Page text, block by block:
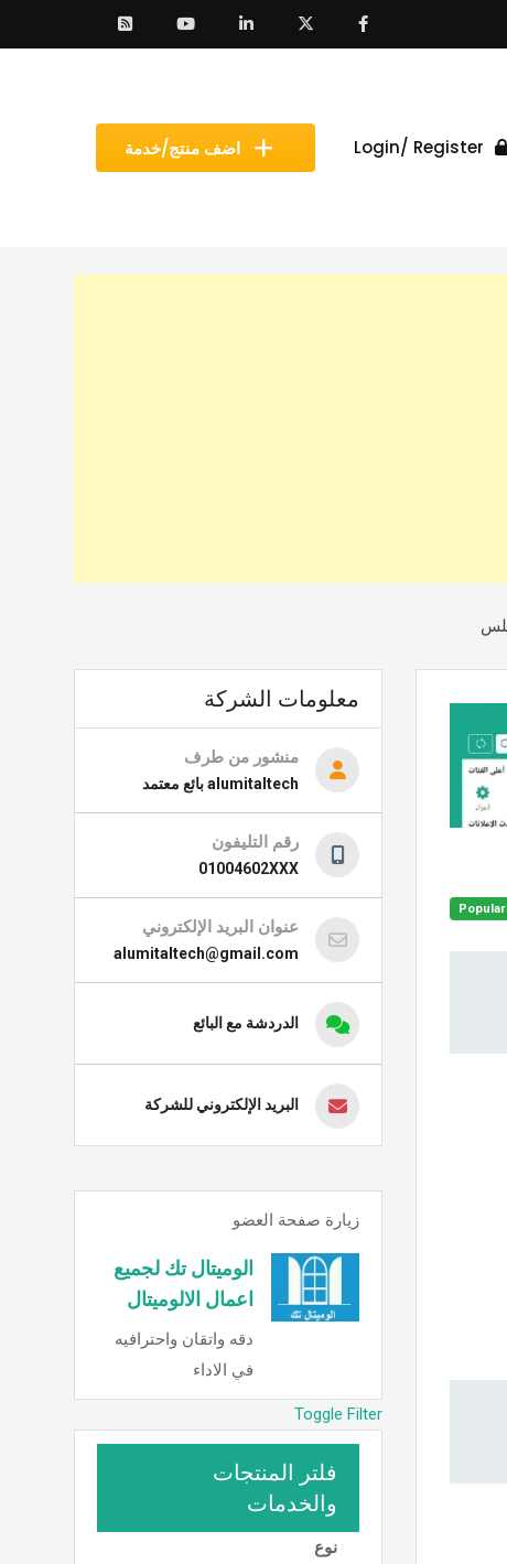
اضف منتج/خدمة Login/ Register
Popular
معلومات الشركة
منشور من طرف
alumitaltechبائع معتمد
رقم التليفون
01004602XXX
عنوان البريد الإلكتروني
alumitaltech@gmail.com
الدردشة مع البائع
البريد الإلكتروني للشركة
زيارة صفحة العضو
الوميتال تك لجميع
اعمال الالوميتال
دقه واتقان واحترافيه
في الاداء
Toggle Filter
فلتر المنتجات
والخدمات
نوع